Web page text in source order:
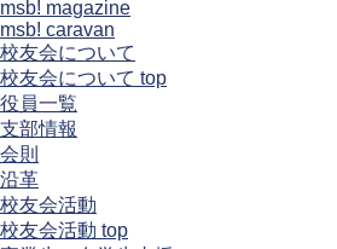
msb! magazine
msb! caravan
校友会について
校友会について top
役員一覧
支部情報
会則
沿革
校友会活動
校友会活動 top